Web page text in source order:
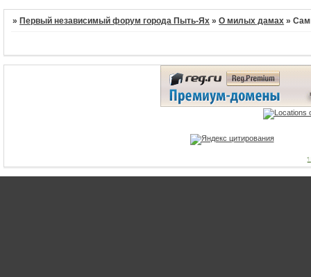
» Первый независимый форум города Пыть-Ях »О милых дамах »